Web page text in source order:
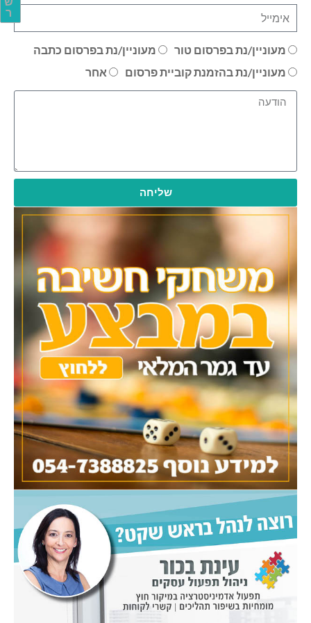
ר
מעוניין/נת בפרסום טור
מעוניין/נת בפרסום כתבה
מעוניין/נת בהזמנת קוביית פרסום
אחר
שליחה